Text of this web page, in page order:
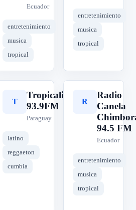
Ecuador
entretenimiento
musica
tropical
entretenimiento
musica
tropical
T
Tropicalia
93.9FM
Paraguay
latino
reggaeton
cumbia
R
Radio
Canela
94.5 FM
Ecuador
entretenimiento
musica
tropical